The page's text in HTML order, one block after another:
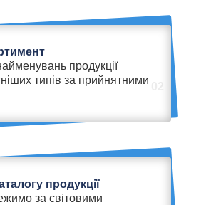
продукції
типів за прийнятними
продукції
за світовими